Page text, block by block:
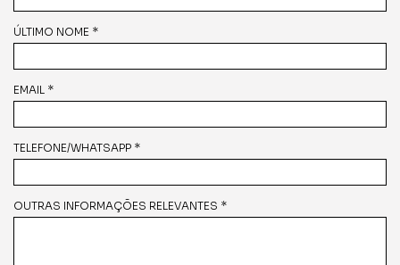
ÚLTIMO NOME *
EMAIL *
TELEFONE/WHATSAPP *
OUTRAS INFORMAÇÕES RELEVANTES *